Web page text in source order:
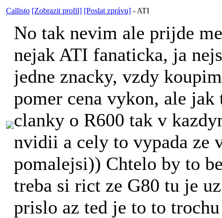
Callisto [Zobrazit profil] [Poslat zprávu] - ATI
No tak nevim ale prijde
nejak ATI fanaticka, ja
jedne znacky, vzdy
pomer cena vykon, ale
clanky o R600 tak v
nvidii a cely to vypada ze
pomalejsi)) Chtelo by to
treba si rict ze G80 tu je
prislo az ted je to to